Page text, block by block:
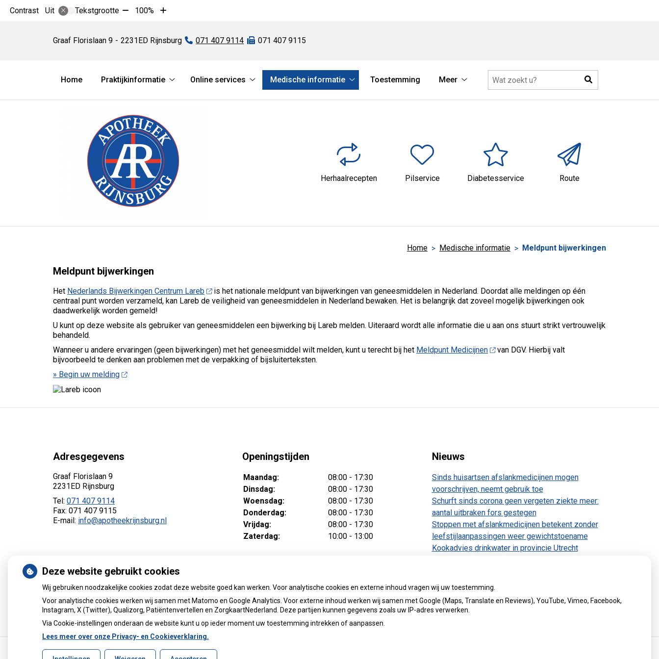
Contrast Uit Tekstgrootte Tekst
10%
100%
Tekst
10%
Graaf Florislaan 9 2231ED Rijnsburg Tel:
071 407 9114 Fax:
071 407 9115
Hoofdmenu
Home
Praktijkinformatie
submenu
Online services
Online
services
Medische informatie
Medische
informatie
Toestemming
Meer
submenu
Zoeken
Herhaalrecepten Pilservice Diabetesservice Route
Home Medische informatie Meldpunt bijwerkingen
Meldpunt bijwerkingen
Het Nederlands Bijwerkingen Centrum Lareb
is het nationale meldpunt van bijwerkingen van geneesmiddelen in Nederland. Doordat alle meldingen op één
centraal punt worden verzameld, kan Lareb de veiligheid van geneesmiddelen in Nederland bewaken. Het is belangrijk dat zoveel mogelijk bijwerkingen ook
daadwerkelijk worden gemeld!
U kunt op deze website als gebruiker van geneesmiddelen een bijwerking bij Lareb melden. Uiteraard wordt alle informatie die u aan ons stuurt strikt vertrouwelijk
behandeld.
Wanneer u andere ervaringen (geen bijwerkingen) met het geneesmiddel wilt melden, kunt u terecht bij het Meldpunt Medicijnen
van DGV. Hierbij valt
bijvoorbeeld te denken aan problemen met de verpakking of bijsluiterteksten.
» Begin uw melding
Adresgegevens
Graaf Florislaan 9
2231ED Rijnsburg
Tel: 071 407 9114
Fax: 071 407 9115
E-mail: info@apotheekrijnsburg.nl
Openingstijden
Maandag:
08:00 - 17:30
Dinsdag:
08:00 - 17:30
Woensdag:
08:00 - 17:30
Donderdag:
08:00 - 17:30
Vrijdag:
08:00 - 17:30
Zaterdag:
10:00 - 13:00
Nieuws
Sinds huisartsen afslankmedicijnen mogen
voorschrijven, neemt gebruik toe
Schurft sinds corona geen vergeten ziekte meer:
aantal uitbraken fors gestegen
Stoppen met afslankmedicijnen betekent zonder
leefstijlaanpassingen weer gewichtstoename
Kookadvies drinkwater in provincie Utrecht
baby’s ziek maken
Deze website gebruikt cookies
Wij gebruiken noodzakelijke cookies zodat deze website goed kan werken. Voor analytische cookies en externe inhoud vragen wij uw toestemming.
Voor analytische cookies werken wij samen met Matomo en Google Analytics. Voor externe inhoud werken wij samen met Google (Maps, Translate en Reviews), YouTube, Vimeo, Facebook,
Instagram, X (Twitter), Qualizorg, Patiëntenvertellen en ZorgkaartNederland. Deze partijen kunnen gegevens zoals uw IP-adres verwerken.
Via Cookie-instellingen onderaan de website kunt u op ieder moment uw toestemming intrekken of aanpassen.
Lees meer over onze Privacy- en Cookieverklaring.